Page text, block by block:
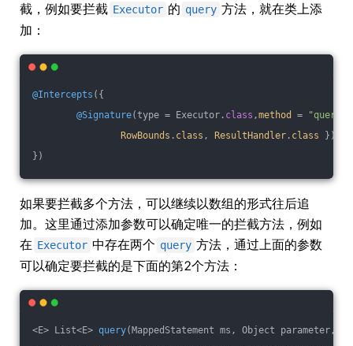
截，例如要拦截 Executor 的 query 方法，就在类上添
加：
@Intercepts ({
@Signature(type = Executor . class ,method = "query"
RowBounds . class , ResultHandler . class })
})
如果要拦截多个方法，可以继续以数组的形式往后追
加。这里通过添加参数可以确定唯一的拦截方法，例如
在 Executor 中存在两个 query 方法，通过上面的参数
可以确定要拦截的是下面的第2个方法：
<E> List<E> query(MappedStatement ms, Object parameter,